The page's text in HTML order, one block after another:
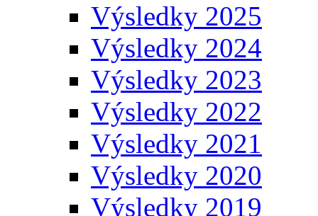
Výsledky 2025
Výsledky 2024
Výsledky 2023
Výsledky 2022
Výsledky 2021
Výsledky 2020
Výsledky 2019